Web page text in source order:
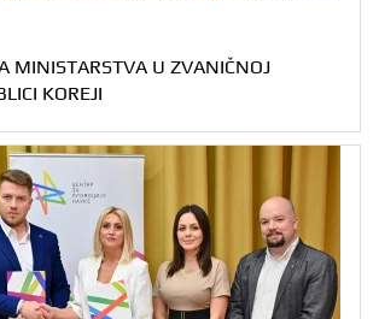
MINISTARSTVA U ZVANIČNOJ
KOREJI